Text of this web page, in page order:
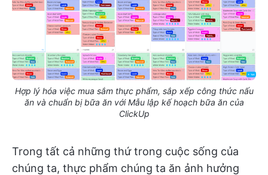
Hợp lý hóa việc mua sắm thực phẩm, sắp xếp công thức nấu
ăn và chuẩn bị bữa ăn với Mẫu lập kế hoạch bữa ăn của
ClickUp
Trong tất cả những thứ trong cuộc sống của
chúng ta, thực phẩm chúng ta ăn ảnh hưởng